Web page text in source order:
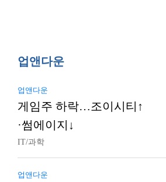
업앤다운
업앤다운
게임주 하락…조이시티↑
·썸에이지↓
IT/과학
업앤다운